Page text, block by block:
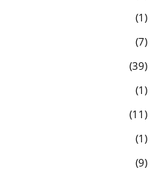
1
7
39
1
11
1
9